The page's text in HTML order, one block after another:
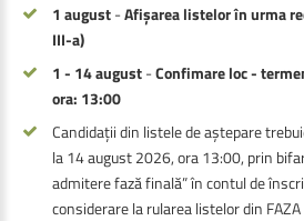
1 august-Afișarea listelor în urma
III-a)
1 - 14 august-Confimare loc -
ora: 13:00
Candidații din listele de aștepare
la 14 august 2026, ora 13:00, prin
admitere fază finală” în contul de
considerare la rularea listelor din FAZA